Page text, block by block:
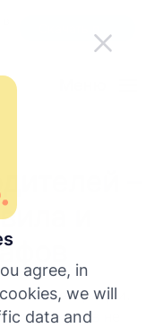
agree, in
we will
data and
–
и
концентрации.
часов не